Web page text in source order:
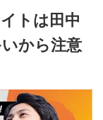
トは田中
から注意